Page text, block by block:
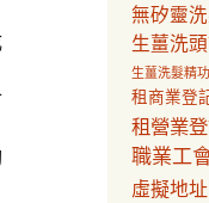
無矽靈
生薑洗
生薑洗髮精
租商業登
租營業
職業工
虛擬地